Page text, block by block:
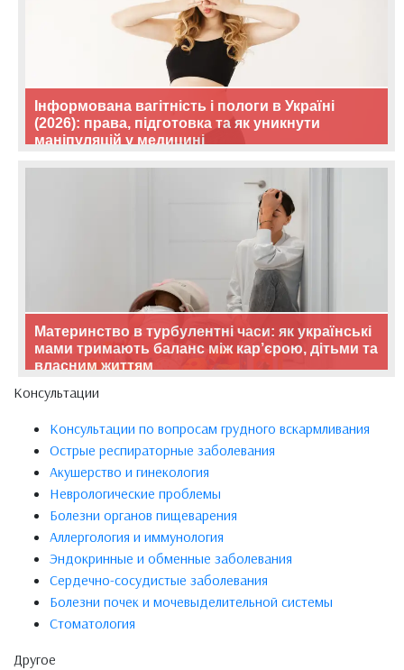
Інформована вагітність і пологи в Україні
(2026): права, підготовка та як уникнути
маніпуляцій у медицині
Материнство в турбулентні часи: як українські
мами тримають баланс між кар’єрою, дітьми та
власним життям
Консультации
Консультации по вопросам грудного вскармливания
Острые респираторные заболевания
Акушерство и гинекология
Неврологические проблемы
Болезни органов пищеварения
Аллергология и иммунология
Эндокринные и обменные заболевания
Сердечно-сосудистые заболевания
Болезни почек и мочевыделительной системы
Стоматология
Другое